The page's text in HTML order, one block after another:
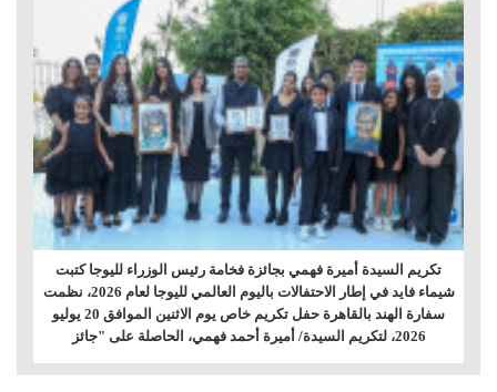
تكريم السيدة أميرة فهمي بجائزة فخامة رئيس الوزراء لليوجا كتبت
شيماء فايد في إطار الاحتفالات باليوم العالمي لليوجا لعام 2026، نظمت
سفارة الهند بالقاهرة حفل تكريم خاص يوم الاثنين الموافق 20 يوليو
2026، لتكريم السيدة/ أميرة أحمد فهمي، الحاصلة على "جائز